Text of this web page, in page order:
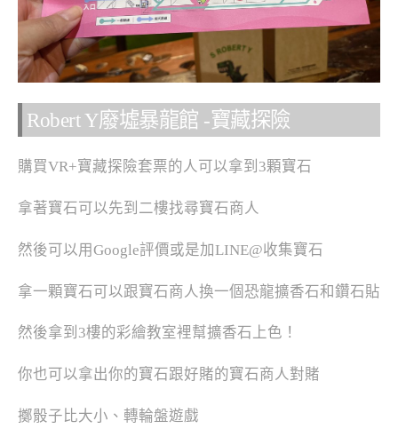
Robert Y廢墟暴龍館 -寶藏探險
購買VR+寶藏探險套票的人可以拿到3顆寶石
拿著寶石可以先到二樓找尋寶石商人
然後可以用Google評價或是加LINE@收集寶石
拿一顆寶石可以跟寶石商人換一個恐龍擴香石和鑽石貼
然後拿到3樓的彩繪教室裡幫擴香石上色！
你也可以拿出你的寶石跟好賭的寶石商人對賭
擲骰子比大小、轉輪盤遊戲